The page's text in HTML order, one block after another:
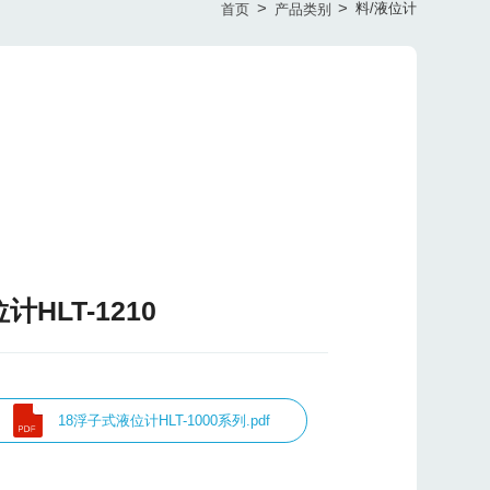
首页 > 产品类别 > 料/液位计
计HLT-1210
18浮子式液位计HLT-1000系列.pdf